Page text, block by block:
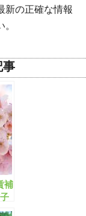
新の正確な情報
事
補
齢